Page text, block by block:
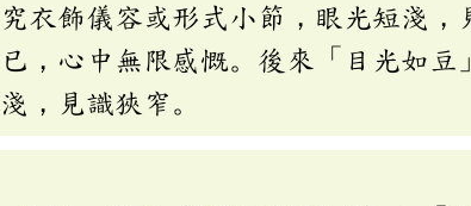
究衣飾儀容或形式小節，眼光短淺
已，心中無限感慨。後來「目光如
淺，見識狹窄。